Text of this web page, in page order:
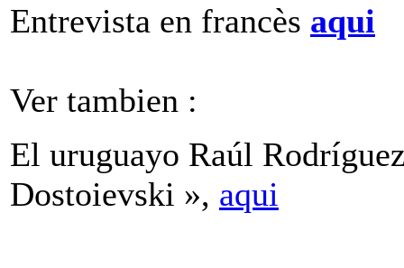
Entrevista en francès aqui
Ver tambien :
El uruguayo Raúl
Dostoievski », aqui